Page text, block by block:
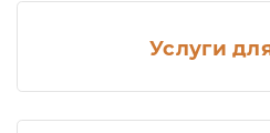
Услуги